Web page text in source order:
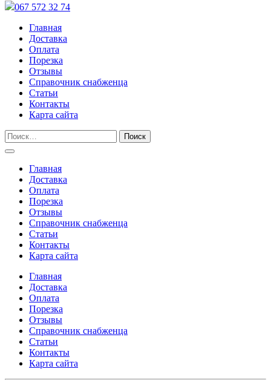
067 572 32 74
Главная
Доставка
Оплата
Порезка
Отзывы
Справочник снабженца
Статьи
Контакты
Карта сайта
Главная
Доставка
Оплата
Порезка
Отзывы
Справочник снабженца
Статьи
Контакты
Карта сайта
Главная
Доставка
Оплата
Порезка
Отзывы
Справочник снабженца
Статьи
Контакты
Карта сайта